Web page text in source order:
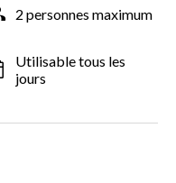
2 personnes maximum
Utilisable tous les
jours